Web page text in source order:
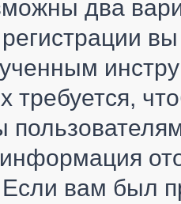
два
требуется,
Если вам был